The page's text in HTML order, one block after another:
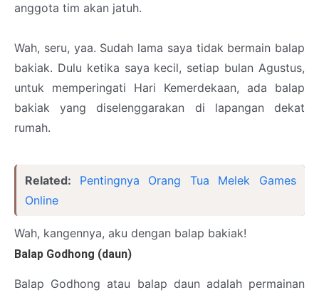
anggota tim akan jatuh.
Wah, seru, yaa. Sudah lama saya tidak bermain balap
bakiak. Dulu ketika saya kecil, setiap bulan Agustus,
untuk memperingati Hari Kemerdekaan, ada balap
bakiak yang diselenggarakan di lapangan dekat
rumah.
Related: Pentingnya Orang Tua Melek Games
Online
Wah, kangennya, aku dengan balap bakiak!
Balap Godhong (daun)
Balap Godhong atau balap daun adalah permainan